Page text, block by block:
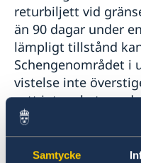
Samtycke
returbiljett vid
än 90 dagar under
lämpligt tillstånd
Schengenområdet i
vistelse inte
sett inte arbeta
gärna
ytterligare
Besöka Sverige -